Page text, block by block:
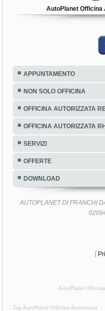
AutoPlanet Officina
APPUNTAMENTO
NON SOLO OFFICINA
OFFICINA AUTORIZZATA
OFFICINA AUTORIZZATA
SERVIZI
OFFERTE
DOWNLOAD
AUTOPLANET DI FRANCHI
[
AutoPlanet
Tag AutoPlanet Officina Autorizzata